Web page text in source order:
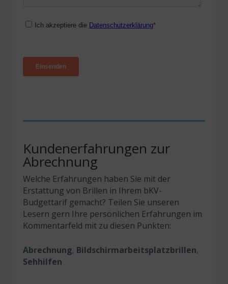
Kundenerfahrungen zur
Abrechnung
Welche Erfahrungen haben Sie mit der
Erstattung von Brillen in Ihrem bKV-
Budgettarif gemacht? Teilen Sie unseren
Lesern gern Ihre persönlichen Erfahrungen im
Kommentarfeld mit zu diesen Punkten:
Abrechnung, Bildschirmarbeitsplatzbrillen,
Sehhilfen